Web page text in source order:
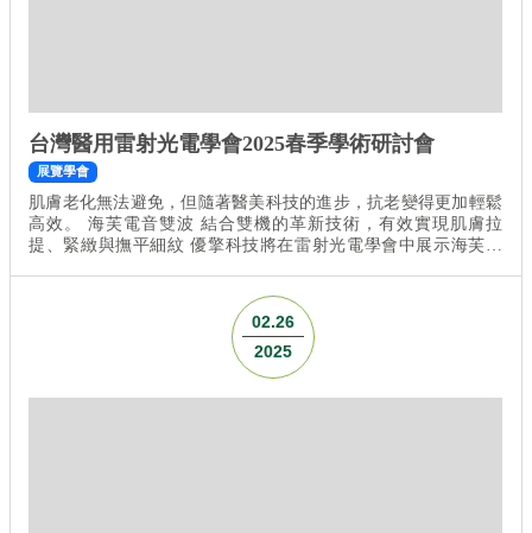
台灣醫用雷射光電學會2025春季學術研討會
展覽學會
肌膚老化無法避免，但隨著醫美科技的進步，抗老變得更加輕鬆
高效。 海芙電音雙波 結合雙機的革新技術，有效實現肌膚拉
提、緊緻與撫平細紋 優擎科技將在雷射光電學會中展示海芙電
南銀行國際會議中心 2F 攤位｜28-29
02.26
2025